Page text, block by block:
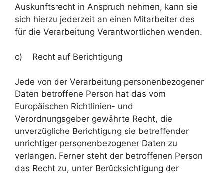
Auskunftsrecht in Anspruch nehmen, kann sie
sich hierzu jederzeit an einen Mitarbeiter des
für die Verarbeitung Verantwortlichen wenden.
c) Recht auf Berichtigung
Jede von der Verarbeitung personenbezogener
Daten betroffene Person hat das vom
Europäischen Richtlinien- und
Verordnungsgeber gewährte Recht, die
unverzügliche Berichtigung sie betreffender
unrichtiger personenbezogener Daten zu
verlangen. Ferner steht der betroffenen Person
das Recht zu, unter Berücksichtigung der